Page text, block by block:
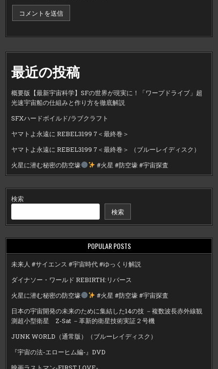
最近の投稿
概要版【最新宇宙科学】SFの世界が現実に！「ワープドライブ」超
光速宇宙船の仕組みと作り方を徹底解説
SFXハードボイルド/ラブクラフト
ヤマトよ永遠に REBEL3199 7＜最終巻＞
ヤマトよ永遠に REBEL3199 7＜最終巻＞ （ブルーレイディスク）
火星に潜む秘密の防空壕
#火星 #防空壕 #宇宙探査
検索
検索
POPULAR POSTS
未来人 #サイエンス #宇宙時代 #ゆっくり解説
ダイナソー・ワールド REBIRTH:リバース
火星に潜む秘密の防空壕
#火星 #防空壕 #宇宙探査
日本の宇宙開発の未来のために集結した14の技 －複数波長赤外線観
測超小型衛星 Z-Sat －革新的衛星技術実証２号機
JUNK WORLD（通常版）（ブルーレイディスク）
『宇宙の法-エローヒム編-』DVD